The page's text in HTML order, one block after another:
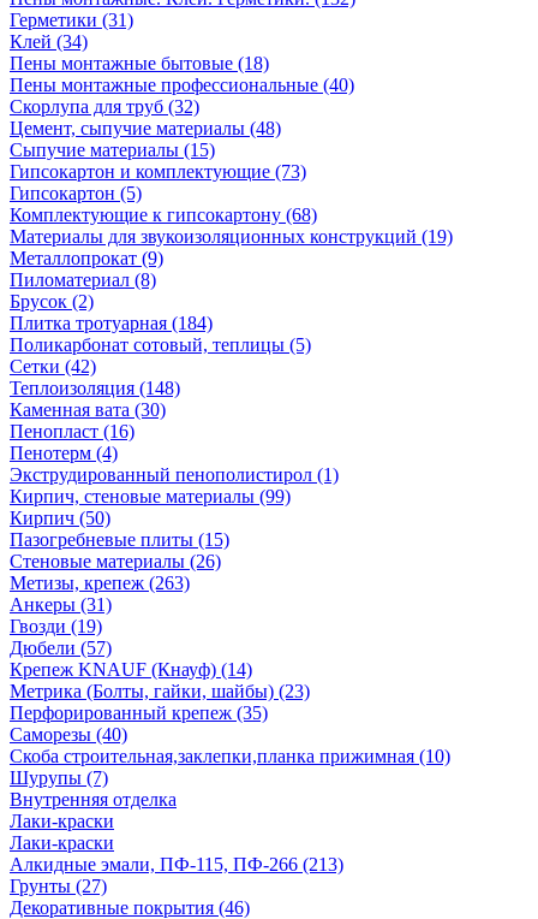
Герметики (31)
Клей (34)
Пены монтажные бытовые (18)
Пены монтажные профессиональные (40)
Скорлупа для труб (32)
Цемент, сыпучие материалы (48)
Сыпучие материалы (15)
Гипсокартон и комплектующие (73)
Гипсокартон (5)
Комплектующие к гипсокартону (68)
Материалы для звукоизоляционных конструкций (19)
Металлопрокат (9)
Пиломатериал (8)
Брусок (2)
Плитка тротуарная (184)
Поликарбонат сотовый, теплицы (5)
Сетки (42)
Теплоизоляция (148)
Каменная вата (30)
Пенопласт (16)
Пенотерм (4)
Экструдированный пенополистирол (1)
Кирпич, стеновые материалы (99)
Кирпич (50)
Пазогребневые плиты (15)
Стеновые материалы (26)
Метизы, крепеж (263)
Анкеры (31)
Гвозди (19)
Дюбели (57)
Крепеж KNAUF (Кнауф) (14)
Метрика (Болты, гайки, шайбы) (23)
Перфорированный крепеж (35)
Саморезы (40)
Скоба строительная,заклепки,планка прижимная (10)
Шурупы (7)
Внутренняя отделка
Лаки-краски
Лаки-краски
Алкидные эмали, ПФ-115, ПФ-266 (213)
Грунты (27)
Декоративные покрытия (46)